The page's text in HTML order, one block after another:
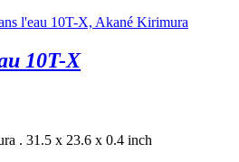
10T-X
. 31.5 x 23.6 x 0.4 inch